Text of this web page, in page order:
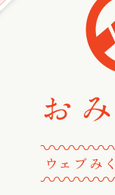
〰〰〰〰
ウェブみ
〰〰〰〰